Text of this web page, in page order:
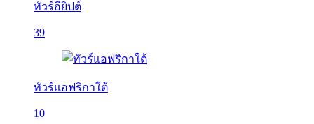
ทัวร์อียิปต์
39
ทัวร์แอฟริกาใต้
10